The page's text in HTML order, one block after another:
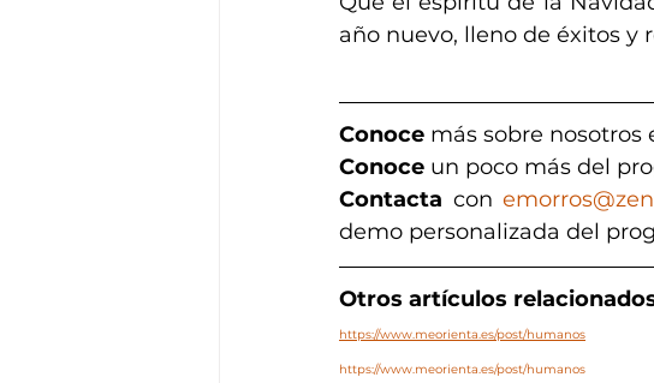
año nuevo, lleno de éxitos y
Conoce más sobre nosotros
Conoce un poco más del
Contacta con
demo personalizada del
Otros artículos
https://www.meorienta.es/post/humanos
https://www.meorienta.es/post/humanos